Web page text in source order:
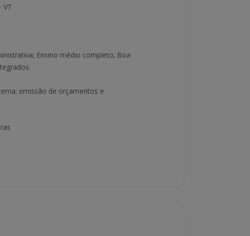
VT
Ensino médio completo; Boa
emissão de orçamentos e